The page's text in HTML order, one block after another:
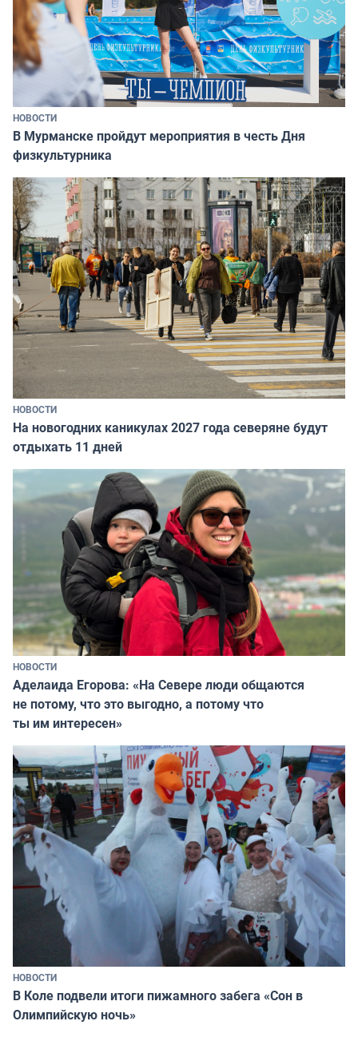
НОВОСТИ
В Мурманске пройдут мероприятия в честь Дня
физкультурника
НОВОСТИ
На новогодних каникулах 2027 года северяне будут
отдыхать 11 дней
НОВОСТИ
Аделаида Егорова: «На Севере люди общаются
не потому, что это выгодно, а потому что
ты им интересен»
НОВОСТИ
В Коле подвели итоги пижамного забега «Сон в
Олимпийскую ночь»